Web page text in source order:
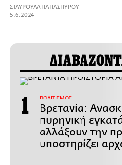
ΣΤΑΥΡΟΥΛΑ ΠΑΠΑΣΠΥΡΟΥ
5.6.2024
ΠΟΛΙΤΙΣΜΟΣ
Βρετανία:
πυρηνική
αλλάξουν την
υποστηρίζει